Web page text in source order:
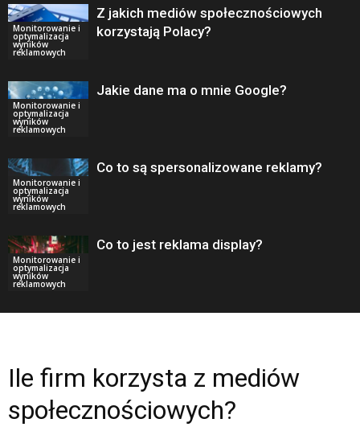
Monitorowanie i
optymalizacja
wyników
reklamowych
Z jakich mediów społecznościowych
korzystają Polacy?
Monitorowanie i
optymalizacja
wyników
reklamowych
Jakie dane ma o mnie Google?
Monitorowanie i
optymalizacja
wyników
reklamowych
Co to są spersonalizowane reklamy?
Monitorowanie i
optymalizacja
wyników
reklamowych
Co to jest reklama display?
Ile firm korzysta z mediów
społecznościowych?